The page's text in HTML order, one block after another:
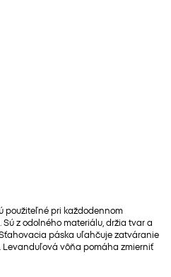
použiteľné pri každodennom
z odolného materiálu, držia tvar a
páska uľahčuje zatváranie
Levanduľová vôňa pomáha zmierniť